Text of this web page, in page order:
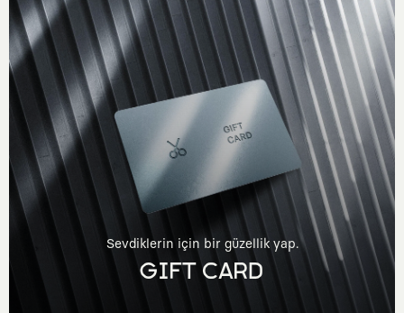
Sevdiklerin için bir güzellik yap.
GIFT CARD